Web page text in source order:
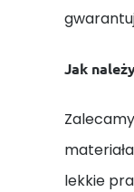
Jak
lekkie